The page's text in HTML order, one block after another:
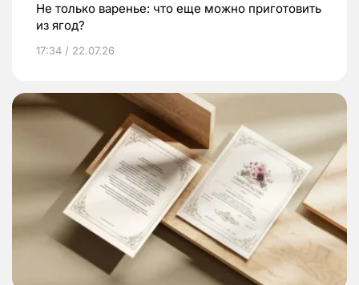
Не только варенье: что еще можно приготовить
из ягод?
17:34 / 22.07.26